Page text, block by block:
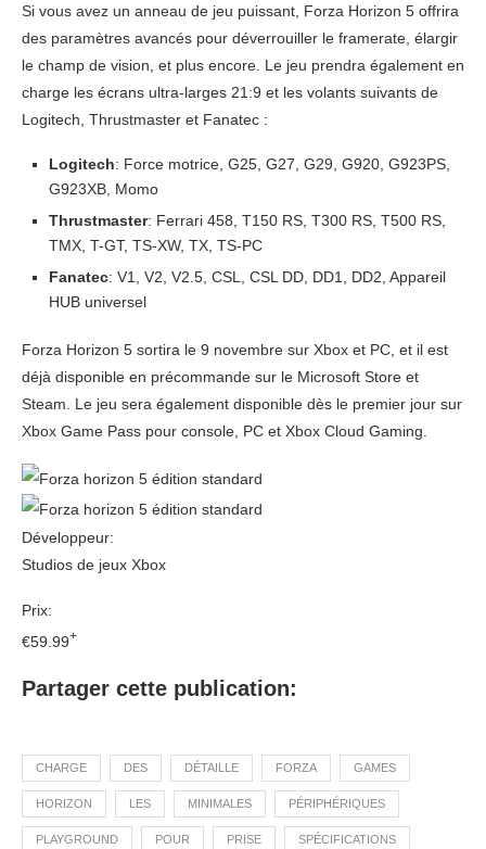
Si vous avez un anneau de jeu puissant, Forza Horizon 5 offrira
des paramètres avancés pour déverrouiller le framerate, élargir
le champ de vision, et plus encore. Le jeu prendra également en
charge les écrans ultra-larges 21:9 et les volants suivants de
Logitech, Thrustmaster et Fanatec :
Logitech: Force motrice, G25, G27, G29, G920, G923PS,
G923XB, Momo
Thrustmaster: Ferrari 458, T150 RS, T300 RS, T500 RS,
TMX, T-GT, TS-XW, TX, TS-PC
Fanatec: V1, V2, V2.5, CSL, CSL DD, DD1, DD2, Appareil
HUB universel
Forza Horizon 5 sortira le 9 novembre sur Xbox et PC, et il est
déjà disponible en précommande sur le Microsoft Store et
Steam. Le jeu sera également disponible dès le premier jour sur
Xbox Game Pass pour console, PC et Xbox Cloud Gaming.
Développeur:
Studios de jeux Xbox
Prix:
€59.99+
Partager cette publication:
CHARGE DES DÉTAILLE FORZA GAMES
HORIZON LES MINIMALES PÉRIPHÉRIQUES
PLAYGROUND POUR PRISE SPÉCIFICATIONS